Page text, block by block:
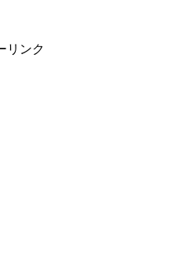
リンク